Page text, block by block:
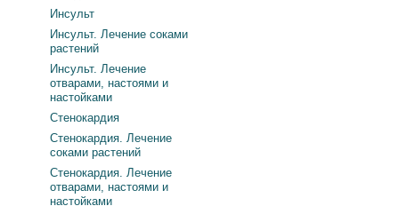
Инсульт
Инсульт. Лечение соками
растений
Инсульт. Лечение
отварами, настоями и
настойками
Стенокардия
Стенокардия. Лечение
соками растений
Стенокардия. Лечение
отварами, настоями и
настойками